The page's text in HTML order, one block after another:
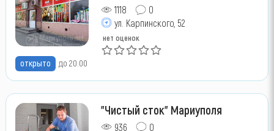
открыто до 20:00
1118
0
ул. Карпинского, 52
нет оценок
"Чистый сток" Мариуполя
936
0